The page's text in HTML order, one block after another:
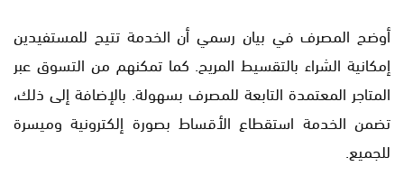
أوضح المصرف في بيان رسمي أن الخدمة تتيح للمستفيدين
إمكانية الشراء بالتقسيط المريح. كما تمكنهم من التسوق عبر
المتاجر المعتمدة التابعة للمصرف بسهولة. بالإضافة إلى ذلك،
تضمن الخدمة استقطاع الأقساط بصورة إلكترونية وميسرة
للجميع.